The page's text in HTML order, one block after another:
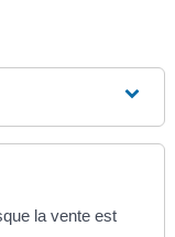
la vente est